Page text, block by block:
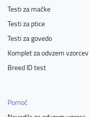
Testi za mačke
Testi za ptice
Testi za govedo
Komplet za odvzem vzorcev
Breed ID test
Pomoč